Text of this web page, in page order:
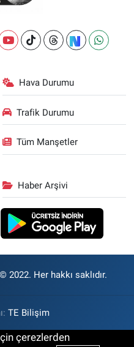
Hava Durumu
Trafik Durumu
Tüm Manşetler
Haber Arşivi
2022. Her hakkı saklıdır.
TE Bilişim
çerezlerden